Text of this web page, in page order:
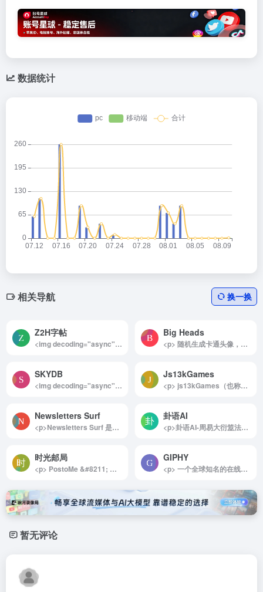
数据统计
相关导航 换一换
Z2H字帖
<img decoding="async" data-src="//www.40000.net/wp-content/uploads/2024/12/20241215075527-675e8b6f371e1.png" src="https://www.40000.net/wp-content/themes/onenav/images/t.png" alt="Z2H字帖"><p>Z2H字帖是一款功能强大且简便易用的字帖生成工具，特别适合那些希望提高自己书法水平的用户。无论是初学者还是书法爱好者，都可以通过这款工具自定义字帖，灵活地练习汉字和英文书写，帮助每个人都能掌握写字的正确方法，写出一手漂亮的字。</p><p>详细介绍：</p><p>Z2H字帖是一款专为书法学习者设计的在线字帖生成工具，提供了非常灵活的字帖定制功能。用户可以根据个人需求，自由选择汉字或英文，调整排版、字体、大小等设置，还能选择不同的描红样式进行书写练习。该工具支持生成控笔练习字帖，并且能够将生成的字帖以图片形式导出，方便随时随地进行练习。Z2H字帖界面简洁，无广告，免注册即可使用，非常适合那些希望通过有针对性的练习来提高书写技巧的人。无论是基础书法练习，还是提高书写的精美程度，Z2H字帖都是一个非常实用的工具。</p><img decoding="async" data-src="//www.40000.net/wp-content/uploads/2024/12/20241215075527-675e8b6f40053.webp" src="https://www.40000.net/wp-content/themes/onenav/images/t.png" alt="Z2H字帖">
Big Heads
<p> 随机生成卡通头像，不用繁琐的操作，就可以在这个网站里随机生成出N多卡通头像，你也可以进一步精雕细琢，创作出属于自己的个性头像！ </p>
SKYDB
<img decoding="async" data-src="//www.40000.net/wp-content/uploads/2024/12/20241215075434-675e8b3a567d0.webp" src="https://www.40000.net/wp-content/themes/onenav/images/t.png" alt="SKYDB"><p>SKYDB 是一个集权威性与丰富性于一体的全球摩天大楼和高层建筑数据库，尤其适合建筑爱好者、专业研究者和城市规划人员使用。该平台囊括了超过20万座来自全球1万多个城市的高层建筑信息，并以精准、详尽的数据而闻名。用户可以轻松通过国家、城市或建筑名称进行检索，同时利用强大的排序和比较功能深入探索建筑设计与城市发展趋势。SKYDB 不仅提供详尽的高度、位置、年份、状态等信息，还设有丰富的榜单和庞大的媒体资料库，让用户能够全面了解摩天大楼的技术与文化内涵，是高层建筑领域的首选工具。</p><p>详细介绍：</p><p>SKYDB 是全球领先的摩天大楼和高层建筑信息数据库，为用户提供广泛的建筑数据与多维度的探索方式。其数据库覆盖了全球1万多个城市中的20万多座高层建筑，每一座建筑都包含详细的数据记录，包括高度、位置、建造年份、建筑状态和高清图片。用户可以利用平台的搜索功能，按国家、城市、建筑物名称等分类精准定位目标建筑。此外，SKYDB 还支持数据排序、对比和分享，方便用户进行深入研究或项目展示。</p><p>平台还制定了国际通用的高层建筑测量标准，以确保数据的权威性与一致性，同时维护着全球最高摩天大楼榜单、世界前1000摩天大楼等权威排名。SKYDB 独有的媒体档案库收录了超过100万份文件，其中包括技术图纸、示意图和建筑照片等，提供了全方位的资料支持。</p><p>为实现数据的高效管理与共享，SKYDB 实施了统一的数据标准，使用户在编辑、对比和交换数据时保持一致性和自动化处理能力。这种专业而精确的管理方式，不仅满足了建筑行业的需求，也为学术研究、城市发展分析等提供了重要参考，是探索全球高层建筑的绝佳工具。</p>
Js13kGames
<p> js13kGames（也称为 JS13K）是一项游戏开发大赛，专注于创建使用 ZIP 压缩时不超过 13 KB 的浏览器游戏。参与者不得使用外部服务或库，并且所有资源也必须符合大小限制。游戏使用 JavaScript 和 HTML5 进行编程。 </p>
Newsletters Surf
<p>Newsletters Surf 是一个专注于推荐优质电子报（Newsletter）的英文网站，旨在帮助用户快速找到自己感兴趣的主题资讯。通过汇聚来自各行各业的精选内容，平台为用户提供一站式订阅服务，帮助他们轻松获取最新的行业动态和趋势分析。无论你是寻找专业领域的深度解读，还是日常轻松阅读的优质资源，这里都能满足你的需求。</p><p>平台特色</p><p>多行业与多主题覆盖</p><p>Newsletters Surf 汇集了来自多个行业和主题的电子报，无论你是科技爱好者、金融分析师，还是文化、艺术爱好者，都能找到匹配兴趣的内容。常见领域包括：</p><p>科技与创新<br>商业与金融<br>健康与生活方式<br>艺术与文化<br>教育与职业发展<br>环保与社会公益<br>热门趋势一目了然<br>平台实时更新最受欢迎的电子报，并提供以下浏览选项：</p><p>今日热点：了解当天备受关注的热门内容。<br>一周回顾：查看过去七天中最受欢迎的趋势，捕捉关键资讯。<br>便捷订阅功能<br>用户无需切换多个网站，只需通过 Newsletters Surf 即可直接订阅感兴趣的电子报。一次操作即可轻松开启个性化内容推送。</p><p>智能推荐系统</p><p>平台根据用户的浏览和订阅行为，智能推荐可能感兴趣的电子报内容，帮助用户发现更多优质资源。</p><p>简洁的用户体验</p><p>网站界面设计直观，支持多种筛选和排序方式，让用户能够快速定位感兴趣的主题并订阅。</p><p>使用场景</p><p>专业人士获取行业资讯<br>想要紧跟行业动态的专业人士可以通过 Newsletters Surf 订阅权威电子报，例如科技领域的最新技术报告、商业金融的市场分析等。</p><p>个人兴趣探索</p><p>对某些主题感兴趣的个人用户，可以通过平台找到相关领域的精品内容，例如艺术评论、健康生活建议等。</p><p>创业者和营销人员灵感来源</p><p>创业者和营销人员可以通过订阅领域趋势类电子报，洞察市场需求和消费者心理，找到灵感和商机。</p><p>学生与研究者的学习工具</p><p>学生和学术研究者可以通过订阅专业领域的电子报，扩展知识面，获取深度分析，为学习与研究提供支持。</p><p>未来展望</p><p>Newsletters Surf 致力于为全球用户打造一个更高效、更全面的资讯获取平台，并计划在以下方面进行改进：</p><p>多语言支持：引入其他语言版本，覆盖更广泛的国际用户群体。<br>分类优化与搜索功能升级：通过更细化的分类与更强大的搜索功能，让用户更快速地找到精准内容。<br>社区互动功能：新增用户评论与评分系统，帮助他人挑选优质电子报。<br>个性化订阅管理工具：为用户提供订阅管理界面，方便随时增删订阅或调整接收频率。</p><p>总结</p><p>Newsletters Surf 是一款极具价值的资讯发现工具，不仅帮助用户高效获取优质内容，还提供便捷的订阅服务。它让用户能够在信息繁杂的时代找到真正感兴趣、对生活和工作有帮助的内容，是学习、职业发展和兴趣培养的不二之选。如果你正在寻找值得订阅的优质电子报，Newsletters Surf 会是你的最佳伙伴。</p><img decoding="async" data-src="//www.40000.net/wp-content/uploads/2024/12/20241215075418-675e8b2a6ced5.webp" src="https://www.40000.net/wp-content/themes/onenav/images/t.png" alt="Newsletters Surf">
卦语AI
<p>卦语AI-周易大衍筮法起卦是一款融合传统与现代的免费在线AI占卜工具，为用户提供了一种全新的方式来体验和理解周易的智慧。这一平台结合大语言模型技术和周易卜筮方法，不仅让古老的占卜文化变得易于理解和应用，还能将其与现代生活紧密相连。对于希望在日常生活中获得传统文化指引的用户来说，这是一个值得一试的平台。</p><p>详细介绍：</p><p>卦语AI-周易大衍筮法起卦将传统的周易卜筮方法与先进的AI技术相结合，创造了一种创新的占卜体验。该工具基于大语言模型，能够解读并生成详细的卦象分析，帮助用户探索周易的深意。用户只需输入相关问题或情境，AI便会通过大衍筮法自动生成对应的卦象，提供智能化的解读和建议，让用户更容易在复杂的卦象中找到方向。</p><p>卦语AI在设计时充分考虑了古今结合的理念。平台以现代科技为桥梁，让用户既能享受便捷的占卜体验，又能领略到周易文化的深刻内涵。随着技术的进步，平台还将逐步增加对更多卜筮方法的支持，力求更丰富地还原和呈现中华文化的神韵。这种将传统文化与前沿科技结合的方式，不仅有助于文化传承，也让传统占卜融入现代生活，为用户提供实用的参考。</p><img decoding="async" data-src="//www.40000.net/wp-content/uploads/2024/12/20241215075606-675e8b961f104.webp" src="https://www.40000.net/wp-content/themes/onenav/images/t.png" alt="卦语AI">
时光邮局
<p> PostoMe &#8211; 时光邮局 | 创造独特的未来信件体验，让您的话语穿越时空，给未来的自己或亲爱的人带去温暖和惊喜。记录生活，链接过去与未来。 </p>
GIPHY
<p> 一个全球知名的在线动态GIF图片搜索引擎，被誉为GIF界的谷歌。界面非常简洁和具有功能性，顶部导航键包含了最受欢迎的几类GIF动画：表情、娱乐、体育和贴纸。 </p>
暂无评论